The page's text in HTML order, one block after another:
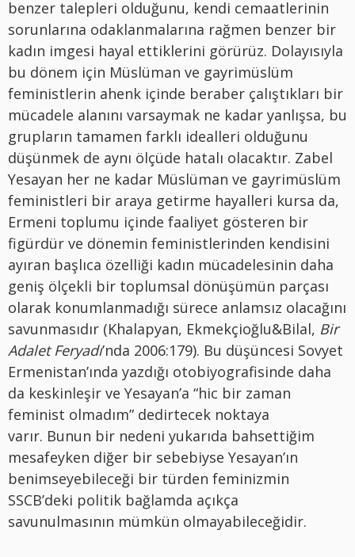
benzer talepleri olduğunu, kendi cemaatlerinin
sorunlarına odaklanmalarına rağmen benzer bir
kadın imgesi hayal ettiklerini görürüz. Dolayısıyla
bu dönem için Müslüman ve gayrimüslüm
feministlerin ahenk içinde beraber çalıştıkları bir
mücadele alanını varsaymak ne kadar yanlışsa, bu
grupların tamamen farklı idealleri olduğunu
düşünmek de aynı ölçüde hatalı olacaktır. Zabel
Yesayan her ne kadar Müslüman ve gayrimüslüm
feministleri bir araya getirme hayalleri kursa da,
Ermeni toplumu içinde faaliyet gösteren bir
figürdür ve dönemin feministlerinden kendisini
ayıran başlıca özelliği kadın mücadelesinin daha
geniş ölçekli bir toplumsal dönüşümün parçası
olarak konumlanmadığı sürece anlamsız olacağını
savunmasıdır (Khalapyan, Ekmekçioğlu&Bilal, Bir
Adalet Feryadı’nda 2006:179). Bu düşüncesi Sovyet
Ermenistan’ında yazdığı otobiyografisinde daha
da keskinleşir ve Yesayan’a “hic bir zaman
feminist olmadım” dedirtecek noktaya
varır. Bunun bir nedeni yukarıda bahsettiğim
mesafeyken diğer bir sebebiyse Yesayan’ın
benimseyebileceği bir türden feminizmin
SSCB’deki politik bağlamda açıkça
savunulmasının mümkün olmayabileceğidir.